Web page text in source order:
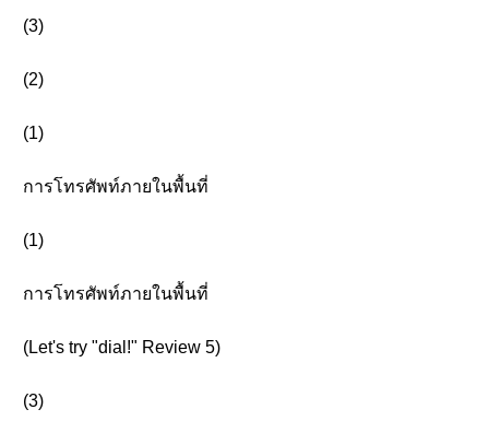
(3)
(2)
(1)
การโทรศัพท์ภายในพื้นที่
(1)
การโทรศัพท์ภายในพื้นที่
(Let's try "dial!" Review 5)
(3)